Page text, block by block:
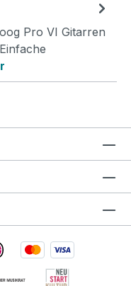
Pro VI Gitarren